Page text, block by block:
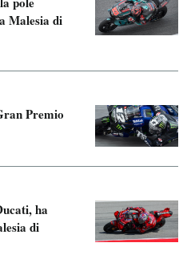
Malesia di
Premio
ha
di